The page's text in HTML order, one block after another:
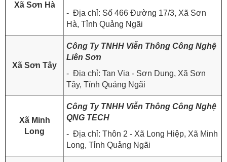
Xã Sơn Hà
- Địa chỉ: Số 466 Đường 17/3, Xã Sơn
Hà, Tỉnh Quảng Ngãi
Xã Sơn Tây
Công Ty TNHH Viễn Thông Công Nghệ
Liên Sơn
- Địa chỉ: Tan Via - Sơn Dung, Xã Sơn
Tây, Tỉnh Quảng Ngãi
Xã Minh
Long
Công Ty TNHH Viễn Thông Công Nghệ
QNG TECH
- Địa chỉ: Thôn 2 - Xã Long Hiệp, Xã Minh
Long, Tỉnh Quảng Ngãi